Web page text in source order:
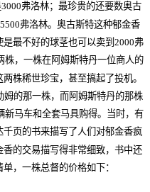
弗洛林；最珍贵的还要数奥古
弗洛林。奥古斯特这种郁金香
最不好的球茎也可以卖到2000弗
株，一株在阿姆斯特丹一位商人的
株稀世珍宝，甚至搞起了投机。
的那一株，而阿姆斯特丹的那株
新马车和全套马具购得。当时，有
页的书来描写了人们对郁金香疯
的交易描写得非常细致，书中还
，一株总督的价格如下：